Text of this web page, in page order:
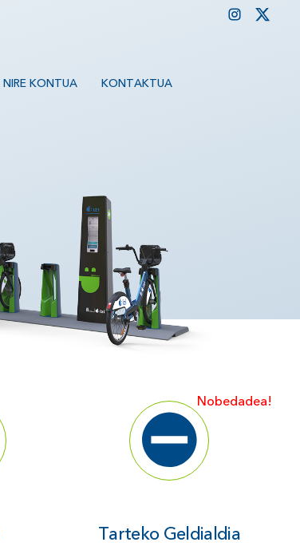
NIRE KONTUA KONTAKTUA
Nobedadea!
Tarteko Geldialdia